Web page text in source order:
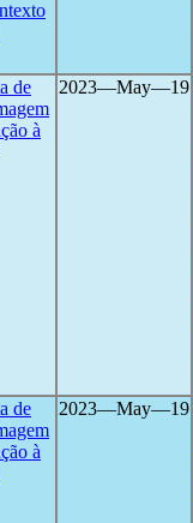
de
à
2023―May―19
de
à
2023―May―19